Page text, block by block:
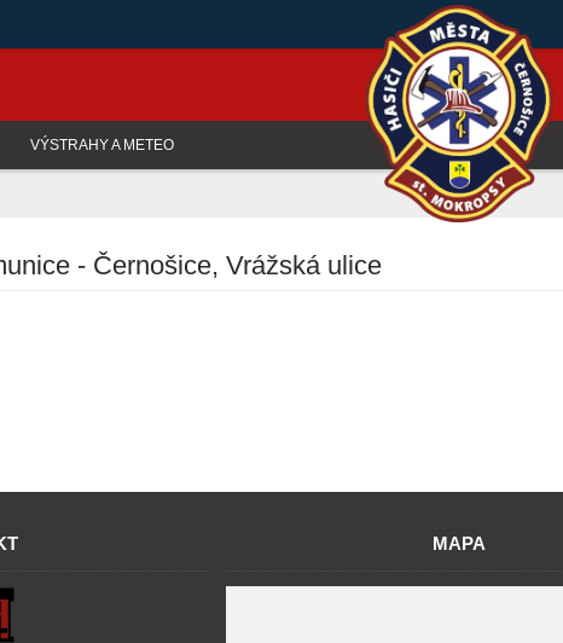
VÝSTRAHY A METEO
- Černošice, Vrážská ulice
MAPA